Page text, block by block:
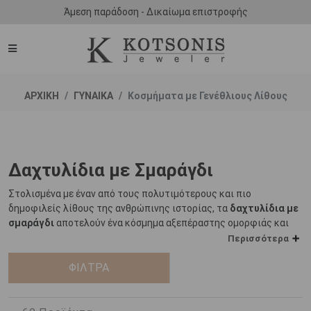
Άμεση παράδοση - Δικαίωμα επιστροφής
ΑΡΧΙΚΗ ΓΥΝΑΙΚΑ Κοσμήματα με Γενέθλιους Λίθους
Δαχτυλίδια με Σμαράγδι
Στολισμένα με έναν από τους πολυτιμότερους και πιο
δημοφιλείς λίθους της ανθρώπινης ιστορίας, τα δαχτυλίδια με
σμαράγδι αποτελούν ένα κόσμημα αξεπέραστης ομορφιάς και
σμαράγδιαεξορύσσονταν στην Αίγυπτο ήδη από το 330 π.Χ.,
αλλά ορισμένοι εκτιμούν ότι τα παλαιότερα σμαράγδια είναι
Περισσότερα
ΦΙΛΤΡΑ